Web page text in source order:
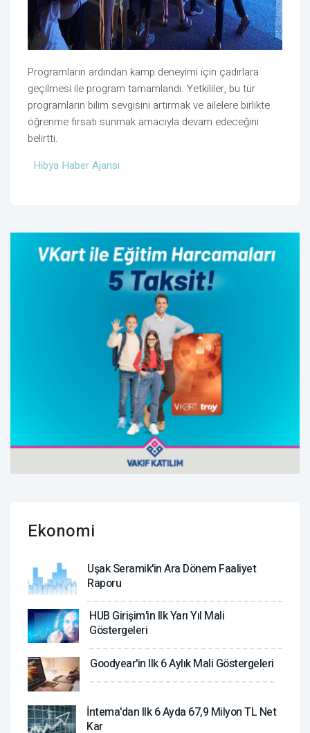
Programların ardından kamp deneyimi için çadırlara
geçilmesi ile program tamamlandı. Yetkililer, bu tür
programların bilim sevgisini artırmak ve ailelere birlikte
öğrenme fırsatı sunmak amacıyla devam edeceğini
belirtti.
Hibya Haber Ajansı
Ekonomi
Uşak Seramik'in Ara Dönem Faaliyet
Raporu
HUB Girişim'in Ilk Yarı Yıl Mali
Göstergeleri
Goodyear'in Ilk 6 Aylık Mali Göstergeleri
İntema'dan Ilk 6 Ayda 67,9 Milyon TL Net
Kar